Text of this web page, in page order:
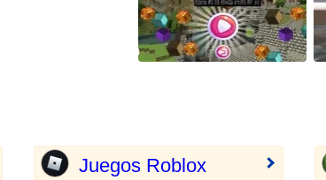
Juegos Roblox